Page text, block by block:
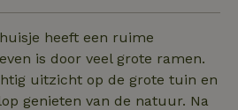
heeft een ruime
is door veel grote ramen.
uitzicht op de grote tuin en
genieten van de natuur. Na